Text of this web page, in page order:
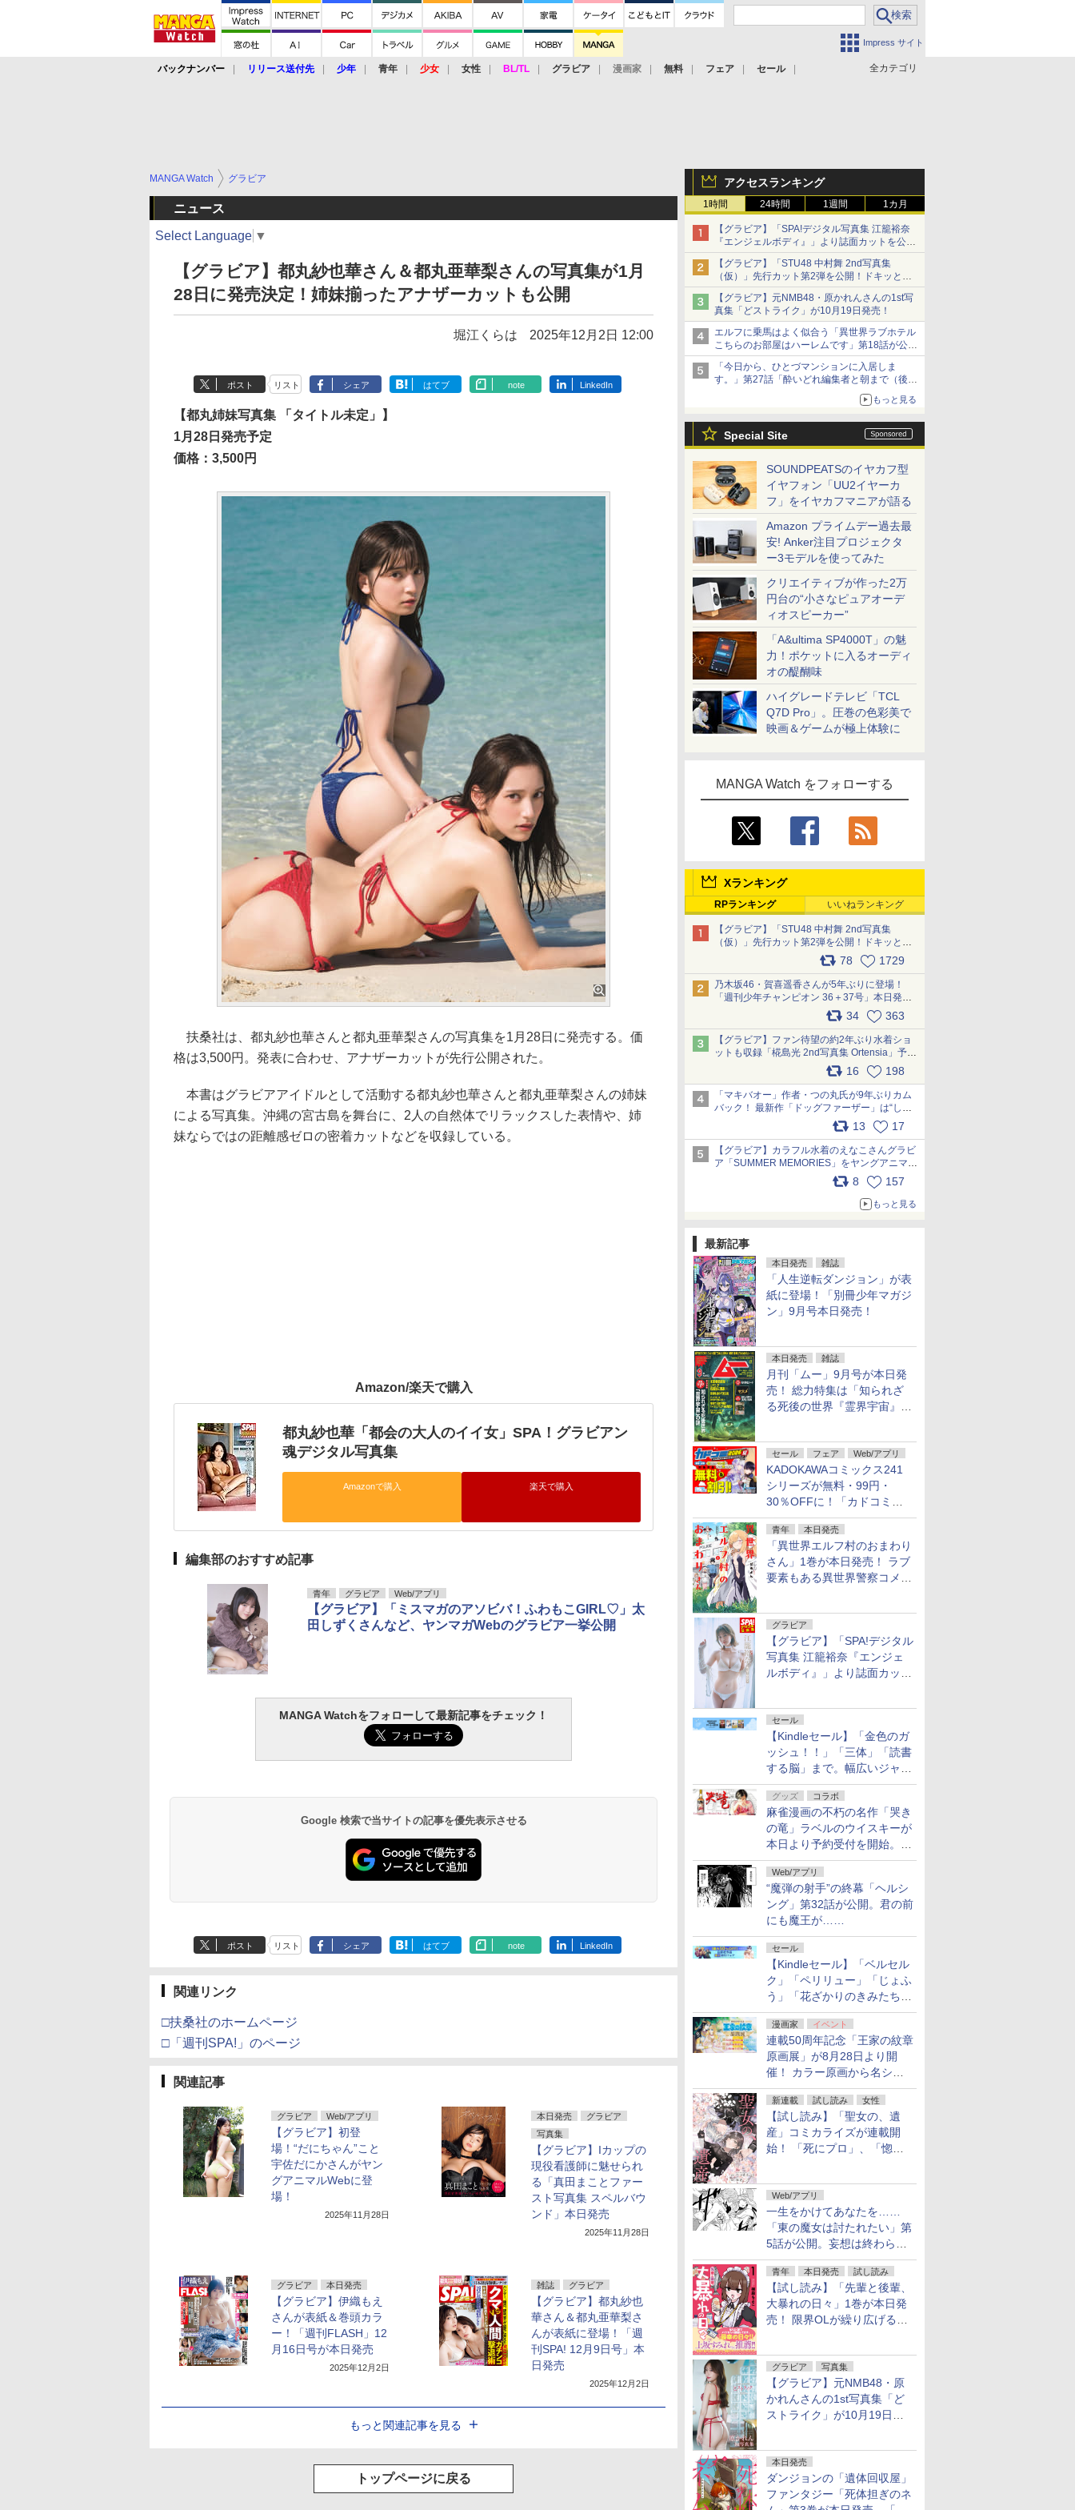
Impress サイト
全カテゴリ
バックナンバー リリース送付先 少年 青年 少女 女性 BL/TL グラビア 漫画家 無料 フェア セール
アクセスランキング
1時間 24時間 1週間 1カ月
【グラビア】「SPA!デジタル写真集 江籠裕奈
『エンジェルボディ』」より誌面カットを公
開！
【グラビア】「STU48 中村舞 2nd写真集
（仮）」先行カット第2弾を公開！ドキッとす
るランジェリーカットなど新たな挑戦
【グラビア】元NMB48・原かれんさんの1st写
真集「どストライク」が10月19日発売！
エルフに乗馬はよく似合う「異世界ラブホテル
こちらのお部屋はハーレムです」第18話が公
開。いざ、魔王城へ！？
「今日から、ひとづマンションに入居しま
す。」第27話「酔いどれ編集者と朝まで（後
編）」がヤンマガWebにて公開【最新話】
もっと見る
Special Site
SOUNDPEATSのイヤカフ型
イヤフォン「UU2イヤーカ
フ」をイヤカフマニアが語る
Amazon プライムデー過去最
安! Anker注目プロジェクタ
ー3モデルを使ってみた
クリエイティブが作った2万
円台の“小さなピュアオーデ
ィオスピーカー”
「A&ultima SP4000T」の魅
力！ポケットに入るオーディ
オの醍醐味
ハイグレードテレビ「TCL
Q7D Pro」。圧巻の色彩美で
映画＆ゲームが極上体験に
MANGA Watch をフォローする
Xランキング
RPランキング いいねランキング
【グラビア】「STU48 中村舞 2nd写真集
（仮）」先行カット第2弾を公開！ドキッとす
るランジェリーカットなど新たな挑戦
78 1729
乃木坂46・賀喜遥香さんが5年ぶりに登場！
「週刊少年チャンピオン 36＋37号」本日発
売 pic.x.com/2Mo85ZlRvK
34 363
【グラビア】ファン待望の約2年ぶり水着ショ
ットも収録「椛島光 2nd写真集 Ortensia」予約
16 198
「マキバオー」作者・つの丸氏が9年ぶりカム
バック！ 最新作「ドッグファーザー」は“しゃ
べらない動物”とのリアルな暮らしを描く 「も
うこれ以上の幸せはない」……一緒に暮らす愛
犬たちへ… pic.x.com/hEr88DgVyD
13 17
【グラビア】カラフル水着のえなこさんグラビ
ア「SUMMER MEMORIES」をヤングアニマル
Webで公開中 pic.x.com/wdmmjZ7DnV
8 157
もっと見る
最新記事
本日発売 雑誌
「人生逆転ダンジョン」が表
紙に登場！「別冊少年マガジ
ン」9月号本日発売！
本日発売 雑誌
月刊「ムー」9月号が本日発
売！ 総力特集は「知られざ
る死後の世界『霊界宇宙』の
セール フェア Web/アプリ
KADOKAWAコミックス241
シリーズが無料・99円・
30％OFFに！「カドコミフ
ェア 2026」第2弾が開催中！
青年 本日発売
「異世界エルフ村のおまわり
さん」1巻が本日発売！ ラブ
要素もある異世界警察コメデ
グラビア
【グラビア】「SPA!デジタル
写真集 江籠裕奈『エンジェ
ルボディ』」より誌面カット
セール
【Kindleセール】「金色のガ
ッシュ！！」「三体」「読書
する脳」まで。幅広いジャン
ルの電子書籍が最大65％オ
フ！「Kindle本サマーセー
ル」第2弾が開催中！
グッズ コラボ
麻雀漫画の不朽の名作「哭き
の竜」ラベルのウイスキーが
本日より予約受付を開始。8
月16日まで
Web/アプリ
“魔弾の射手”の終幕「ヘルシ
ング」第32話が公開。君の前
にも魔王が……
セール
【Kindleセール】「ベルセル
ク」「ペリリュー」「じょふ
う」「花ざかりのきみたち
へ」などが最大50％オフ！
「白泉社 夏の大割引セー
ル」が開催中！
漫画家 イベント
連載50周年記念「王家の紋章
原画展」が8月28日より開
催！ カラー原画から名シー
ンの原稿まで
新連載 試し読み 女性
【試し読み】「聖女の、遺
産」コミカライズが連載開
始！ 「死にプロ」、「惚れ
Web/アプリ
一生をかけてあなたを……
「東の魔女は討たれたい」第
5話が公開。妄想は終わらな
い
青年 本日発売 試し読み
【試し読み】「先輩と後輩、
大暴れの日々」1巻が本日発
売！ 限界OLが繰り広げる禁
グラビア 写真集
【グラビア】元NMB48・原
かれんさんの1st写真集「ど
ストライク」が10月19日発
本日発売
ダンジョンの「遺体回収屋」
ファンタジー「死体担ぎのネ
MANGA Watch グラビア
ニュース
Select Language ▼
【グラビア】都丸紗也華さん＆都丸亜華梨さんの写真集が1月
28日に発売決定！姉妹揃ったアナザーカットも公開
堀江くらは 2025年12月2日 12:00
ポスト リスト シェア はてブ note LinkedIn
【都丸姉妹写真集 「タイトル未定」】
1月28日発売予定
価格：3,500円
扶桑社は、都丸紗也華さんと都丸亜華梨さんの写真集を1月28日に発売する。価
格は3,500円。発表に合わせ、アナザーカットが先行公開された。
本書はグラビアアイドルとして活動する都丸紗也華さんと都丸亜華梨さんの姉妹
による写真集。沖縄の宮古島を舞台に、2人の自然体でリラックスした表情や、姉
妹ならではの距離感ゼロの密着カットなどを収録している。
Amazon/楽天で購入
都丸紗也華「都会の大人のイイ女」SPA！グラビアン
魂デジタル写真集
Amazonで購入 楽天で購入
編集部のおすすめ記事
青年 グラビア Web/アプリ
【グラビア】「ミスマガのアソビバ！ふわもこGIRL♡」太
田しずくさんなど、ヤンマガWebのグラビア一挙公開
MANGA Watchをフォローして最新記事をチェック！
Google 検索で当サイトの記事を優先表示させる
ポスト リスト シェア はてブ note LinkedIn
関連リンク
□扶桑社のホームページ
□「週刊SPA!」のページ
関連記事
グラビア Web/アプリ
【グラビア】初登
場！“だにちゃん”こと
宇佐だにかさんがヤン
グアニマルWebに登
場！
2025年11月28日
本日発売
グラビア
写真集
【グラビア】Iカップの
現役看護師に魅せられ
る「真田まことファー
スト写真集 スペルバウ
ンド」本日発売
2025年11月28日
グラビア 本日発売
【グラビア】伊織もえ
さんが表紙＆巻頭カラ
ー！「週刊FLASH」12
月16日号が本日発売
2025年12月2日
雑誌 グラビア
【グラビア】都丸紗也
華さん＆都丸亜華梨さ
んが表紙に登場！「週
刊SPA! 12月9日号」本
日発売
2025年12月2日
もっと関連記事を見る
トップページに戻る